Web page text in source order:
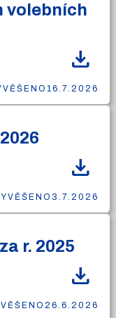
volebních
download
16.7.2026
download
3.7.2026
r. 2025
download
26.6.2026